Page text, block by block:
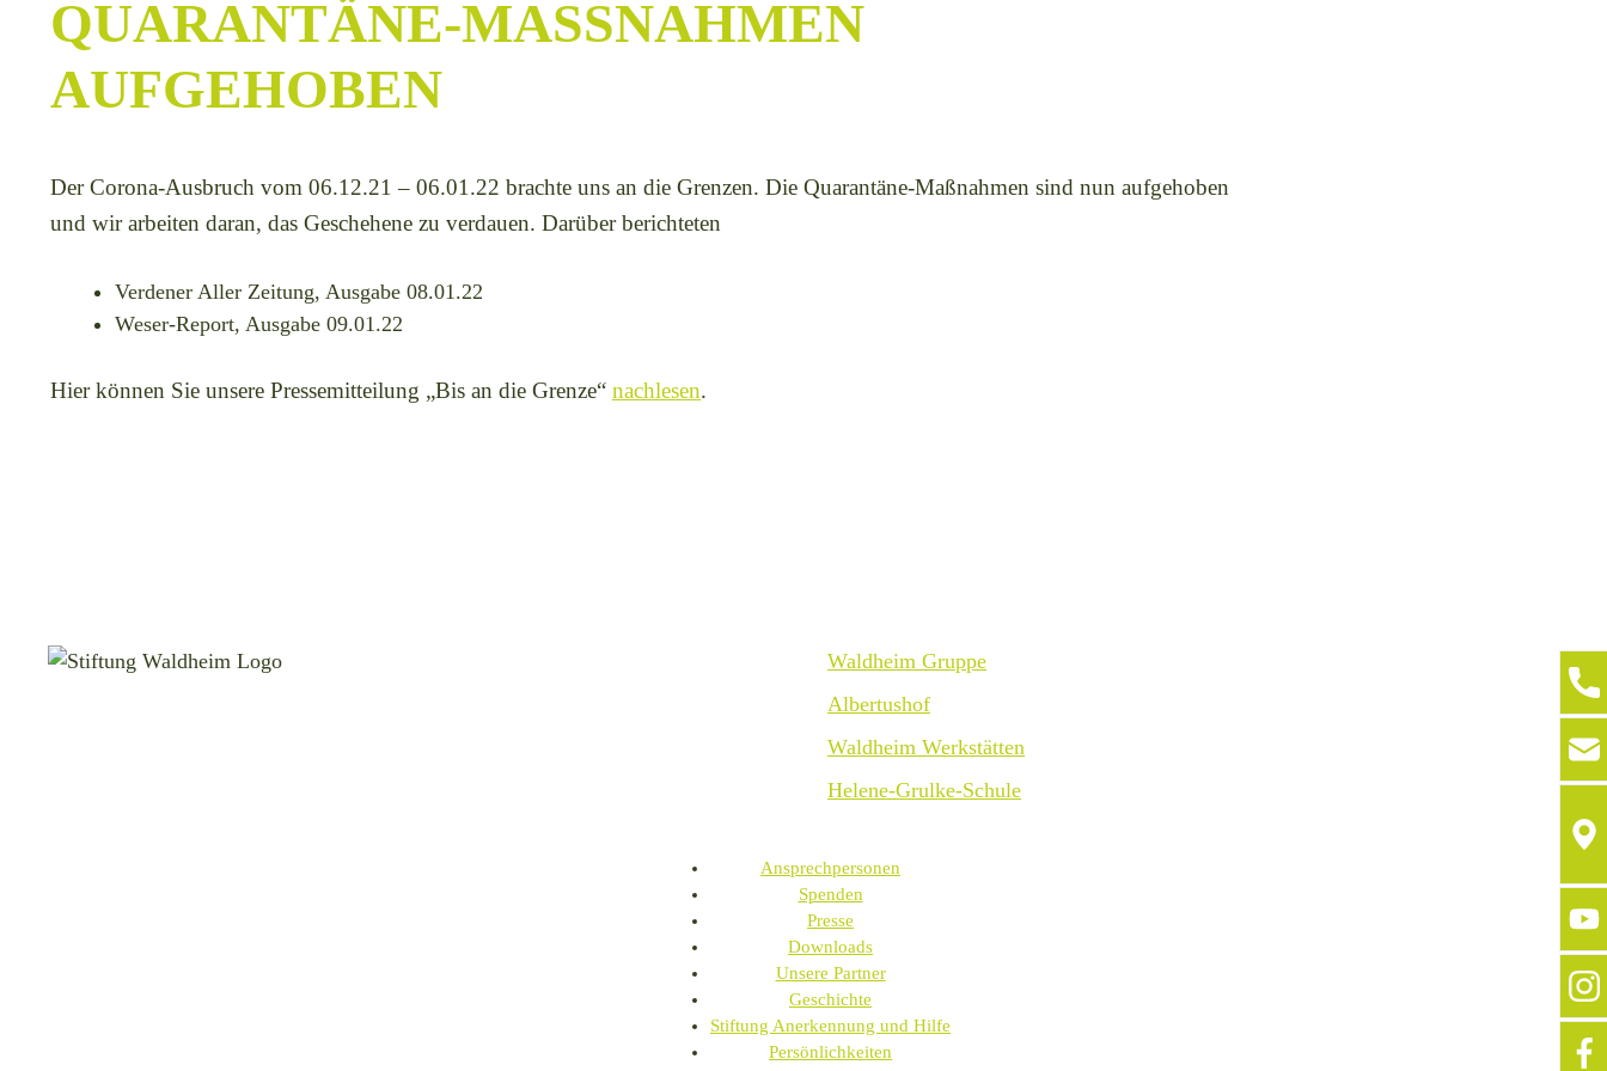
QUARANTÄNE-MASSNAHMEN A
UFGEHOBEN
Der Corona-Ausbruch vom 06.12.21 – 06.01.22 brachte uns an die Grenzen. Die Quarantäne-Maßnahmen sind nun aufgehoben
und wir arbeiten daran, das Geschehene zu verdauen. Darüber berichteten
Verdener Aller Zeitung, Ausgabe 08.01.22
Weser-Report, Ausgabe 09.01.22
Hier können Sie unsere Pressemitteilung „Bis an die Grenze“ nachlesen.
Waldheim Gruppe
Albertushof
Waldheim Werkstätten
Helene-Grulke-Schule
Ansprechpersonen
Spenden
Presse
Downloads
Unsere Partner
Geschichte
Stiftung Anerkennung und Hilfe
Persönlichkeiten